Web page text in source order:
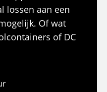
lossen aan een
Of wat
of DC